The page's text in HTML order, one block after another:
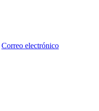
Correo electrónico